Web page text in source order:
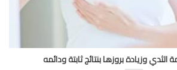
الثدي وزيادة بروزها بنتائج ثابتة ودائمه